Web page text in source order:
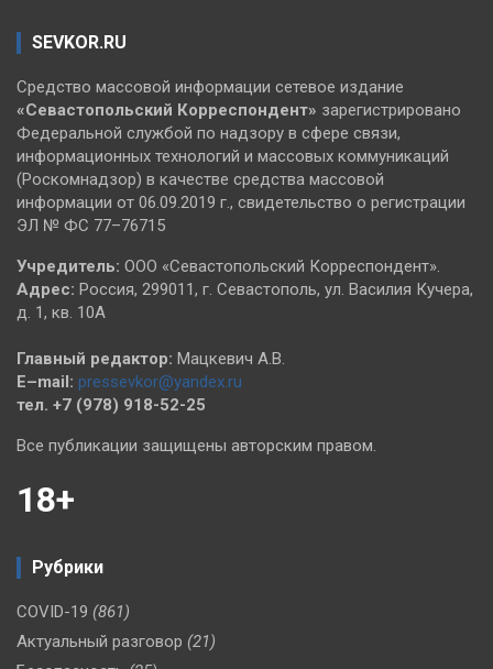
SEVKOR.RU
Средство массовой информации сетевое издание
«Севастопольский Корреспондент» зарегистрировано
Федеральной службой по надзору в сфере связи,
информационных технологий и массовых коммуникаций
(Роскомнадзор) в качестве средства массовой
информации от 06.09.2019 г., свидетельство о регистрации
ЭЛ № ФС 77–76715
Учредитель: ООО «Севастопольский Корреспондент».
Адрес: Россия, 299011, г. Севастополь, ул. Василия Кучера,
д. 1, кв. 10А
Главный редактор: Мацкевич А.В.
E–mail: pressevkor@yandex.ru
тел. +7 (978) 918-52-25
Все публикации защищены авторским правом.
18+
Рубрики
COVID-19 (861)
Актуальный разговор (21)